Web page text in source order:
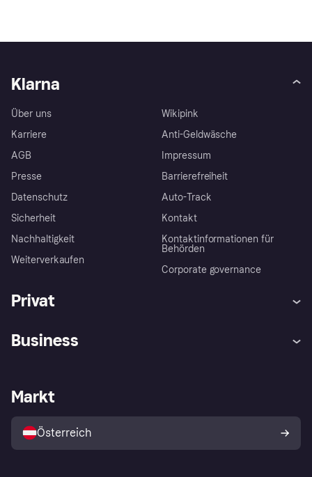
Klarna
Über uns
Karriere
AGB
Presse
Datenschutz
Sicherheit
Nachhaltigkeit
Weiterverkaufen
Wikipink
Anti-Geldwäsche
Impressum
Barrierefreiheit
Auto-Track
Kontakt
Kontaktinformationen für
Behörden
Corporate governance
Privat
Shops entdecken
Business
Händlerportal
Markt
Österreich